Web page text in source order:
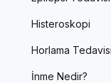
Histeroskopi
Horlama Tedavisi
İnme Nedir?